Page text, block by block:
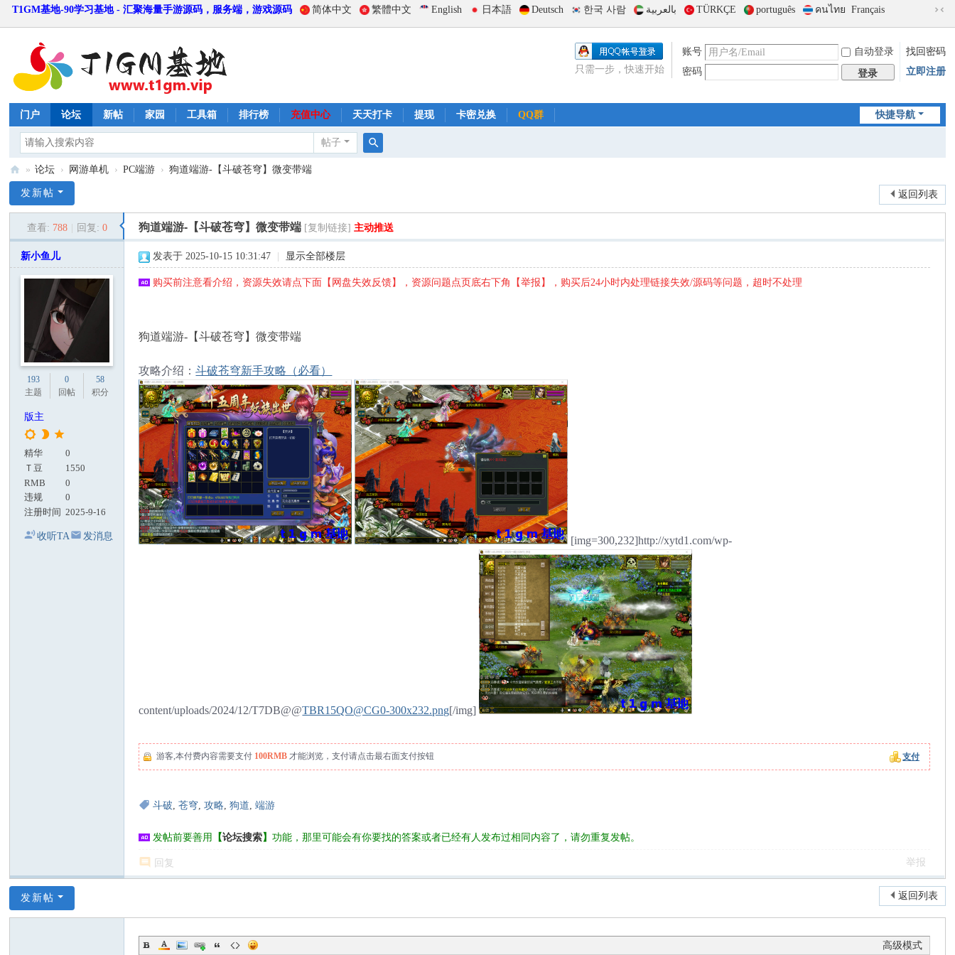
T1GM基地-90学习基地 - 汇聚海量手游源码，服务端，游戏源码 简体中文 繁體中文 English 日本語 Deutsch 한국 사람 بالعربية TÜRKÇE português คนไทย Français
到
版
账号 自动登录
找回密码
密码
登录 立即注册
只需一步，快速开始
快捷导航
门户 论坛 新帖 家园 工具箱 排行榜 充值中心 天天打卡 提现 卡密兑换 QQ群
帖子
1
» 论坛 › 网游单机 › PC端游 › 狗道端游-【斗破苍穹】微变带端
返回列表
发新帖
查看: 788 回复: 0 狗道端游-【斗破苍穹】微变带端 [复制链接] 主动推送
新小鱼儿
193
主题
0
回帖
58
积分
版主
精华
0
Ｔ豆
1550
RMB
0
违规
0
注册时间 2025-9-16
收听TA 发消息
发表于 2025-10-15 10:31:47 显示全部楼层
购买前注意看介绍，资源失效请点下面【网盘失效反馈】，资源问题点页底右下角【举报】，购买后24小时内处理链接失效/源码等问题，超时不处理
狗道端游-【斗破苍穹】微变带端
攻略介绍：斗破苍穹新手攻略（必看）
[img=300,232]http://xytd1.com/wp-
content/uploads/2024/12/T7DB@@TBR15QO@CG0-300x232.png[/img]
游客,本付费内容需要支付 100RMB 才能浏览，支付请点击最右面支付按钮 支付
斗破,苍穹,攻略,狗道,端游
发帖前要善用 【论坛搜索】功能，那里可能会有你要找的答案或者已经有人发布过相同内容了，请勿重复发帖。
回复 举报
返回列表
发新帖
高级模式